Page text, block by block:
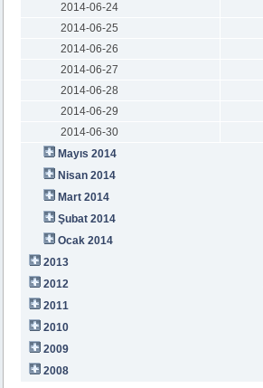
2014-06-24
2014-06-25
2014-06-26
2014-06-27
2014-06-28
2014-06-29
2014-06-30
Mayıs 2014
Nisan 2014
Mart 2014
Şubat 2014
Ocak 2014
2013
2012
2011
2010
2009
2008